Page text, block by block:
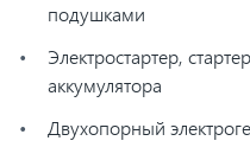
подушками
Электростартер,
аккумулятора
Двухопорный